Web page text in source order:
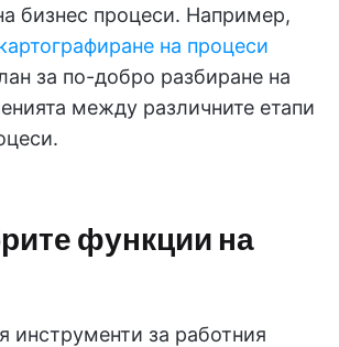
бизнес процеси. Например,
на процеси
за по-добро разбиране на
между различните етапи
функции на
инструменти за работния